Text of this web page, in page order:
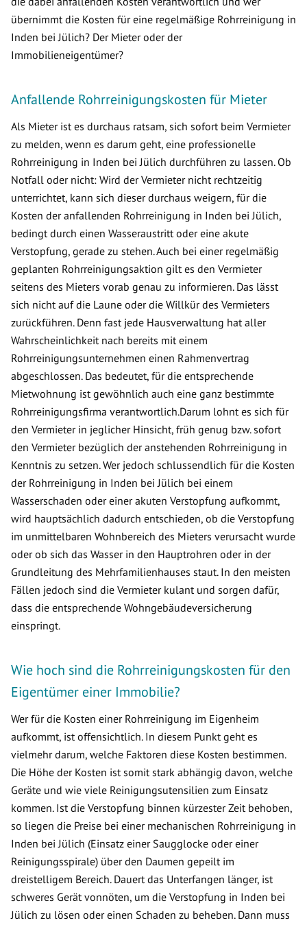
übernimmt die Kosten für eine regelmäßige Rohrreinigung in
Inden bei Jülich? Der Mieter oder der
Immobilieneigentümer?
Anfallende Rohrreinigungskosten für Mieter
Als Mieter ist es durchaus ratsam, sich sofort beim Vermieter
zu melden, wenn es darum geht, eine professionelle
Rohrreinigung in Inden bei Jülich durchführen zu lassen. Ob
Notfall oder nicht: Wird der Vermieter nicht rechtzeitig
unterrichtet, kann sich dieser durchaus weigern, für die
Kosten der anfallenden Rohrreinigung in Inden bei Jülich,
bedingt durch einen Wasseraustritt oder eine akute
Verstopfung, gerade zu stehen. Auch bei einer regelmäßig
geplanten Rohrreinigungsaktion gilt es den Vermieter
seitens des Mieters vorab genau zu informieren. Das lässt
sich nicht auf die Laune oder die Willkür des Vermieters
zurückführen. Denn fast jede Hausverwaltung hat aller
Wahrscheinlichkeit nach bereits mit einem
Rohrreinigungsunternehmen einen Rahmenvertrag
abgeschlossen. Das bedeutet, für die entsprechende
Mietwohnung ist gewöhnlich auch eine ganz bestimmte
Rohrreinigungsfirma verantwortlich.Darum lohnt es sich für
den Vermieter in jeglicher Hinsicht, früh genug bzw. sofort
den Vermieter bezüglich der anstehenden Rohrreinigung in
Kenntnis zu setzen. Wer jedoch schlussendlich für die Kosten
der Rohrreinigung in Inden bei Jülich bei einem
Wasserschaden oder einer akuten Verstopfung aufkommt,
wird hauptsächlich dadurch entschieden, ob die Verstopfung
im unmittelbaren Wohnbereich des Mieters verursacht wurde
oder ob sich das Wasser in den Hauptrohren oder in der
Grundleitung des Mehrfamilienhauses staut. In den meisten
Fällen jedoch sind die Vermieter kulant und sorgen dafür,
dass die entsprechende Wohngebäudeversicherung
einspringt.
Wie hoch sind die Rohrreinigungskosten für den
Eigentümer einer Immobilie?
Wer für die Kosten einer Rohrreinigung im Eigenheim
aufkommt, ist offensichtlich. In diesem Punkt geht es
vielmehr darum, welche Faktoren diese Kosten bestimmen.
Die Höhe der Kosten ist somit stark abhängig davon, welche
Geräte und wie viele Reinigungsutensilien zum Einsatz
kommen. Ist die Verstopfung binnen kürzester Zeit behoben,
so liegen die Preise bei einer mechanischen Rohrreinigung in
Inden bei Jülich (Einsatz einer Saugglocke oder einer
Reinigungsspirale) über den Daumen gepeilt im
dreistelligem Bereich. Dauert das Unterfangen länger, ist
schweres Gerät vonnöten, um die Verstopfung in Inden bei
Jülich zu lösen oder einen Schaden zu beheben. Dann muss